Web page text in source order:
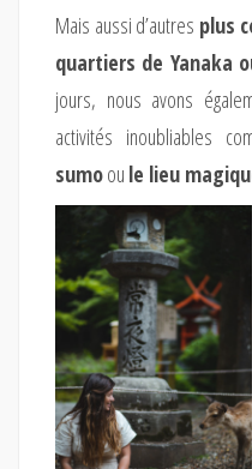
Mais aussi d’autres plus
quartiers de Yanaka
jours, nous avons
activités inoubliables
sumoou le lieu